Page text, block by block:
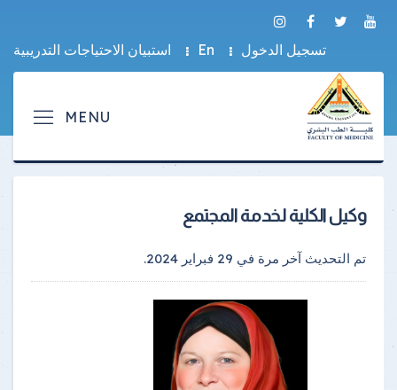
تسجيل الدخول En استبيان الاحتياجات التدريبية
وكيل الكلية لخدمة المجتمع
تم التحديث آخر مرة في 29 فبراير 2024 .